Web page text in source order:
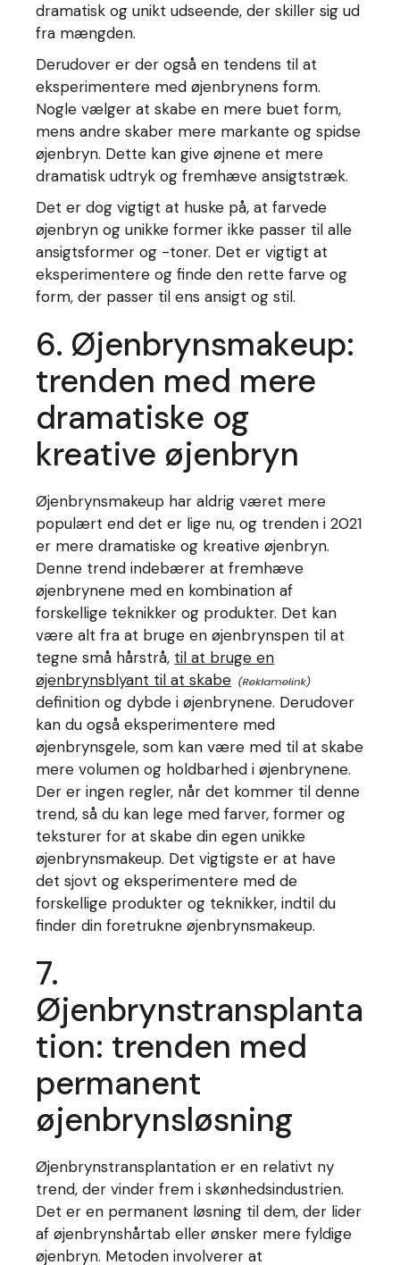
dramatisk og unikt udseende, der skiller sig ud
fra mængden.
Derudover er der også en tendens til at
eksperimentere med øjenbrynens form.
Nogle vælger at skabe en mere buet form,
mens andre skaber mere markante og spidse
øjenbryn. Dette kan give øjnene et mere
dramatisk udtryk og fremhæve ansigtstræk.
Det er dog vigtigt at huske på, at farvede
øjenbryn og unikke former ikke passer til alle
ansigtsformer og -toner. Det er vigtigt at
eksperimentere og finde den rette farve og
form, der passer til ens ansigt og stil.
6. Øjenbrynsmakeup:
trenden med mere
dramatiske og
kreative øjenbryn
Øjenbrynsmakeup har aldrig været mere
populært end det er lige nu, og trenden i 2021
er mere dramatiske og kreative øjenbryn.
Denne trend indebærer at fremhæve
øjenbrynene med en kombination af
forskellige teknikker og produkter. Det kan
være alt fra at bruge en øjenbrynspen til at
tegne små hårstrå, til at bruge en
øjenbrynsblyant til at skabe
definition og dybde i øjenbrynene. Derudover
kan du også eksperimentere med
øjenbrynsgele, som kan være med til at skabe
mere volumen og holdbarhed i øjenbrynene.
Der er ingen regler, når det kommer til denne
trend, så du kan lege med farver, former og
teksturer for at skabe din egen unikke
øjenbrynsmakeup. Det vigtigste er at have
det sjovt og eksperimentere med de
forskellige produkter og teknikker, indtil du
finder din foretrukne øjenbrynsmakeup.
7.
Øjenbrynstransplanta
tion: trenden med
permanent
øjenbrynsløsning
Øjenbrynstransplantation er en relativt ny
trend, der vinder frem i skønhedsindustrien.
Det er en permanent løsning til dem, der lider
af øjenbrynshårtab eller ønsker mere fyldige
øjenbryn. Metoden involverer at